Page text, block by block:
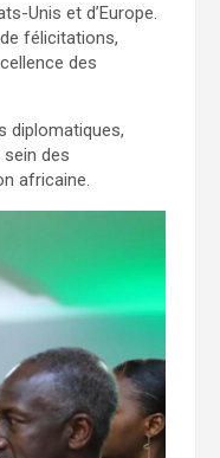
Unis et d’Europe.
félicitations,
des
diplomatiques,
des
africaine.